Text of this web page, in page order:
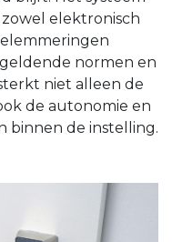
elektronisch
normen en
niet alleen de
de autonomie en
binnen de instelling.